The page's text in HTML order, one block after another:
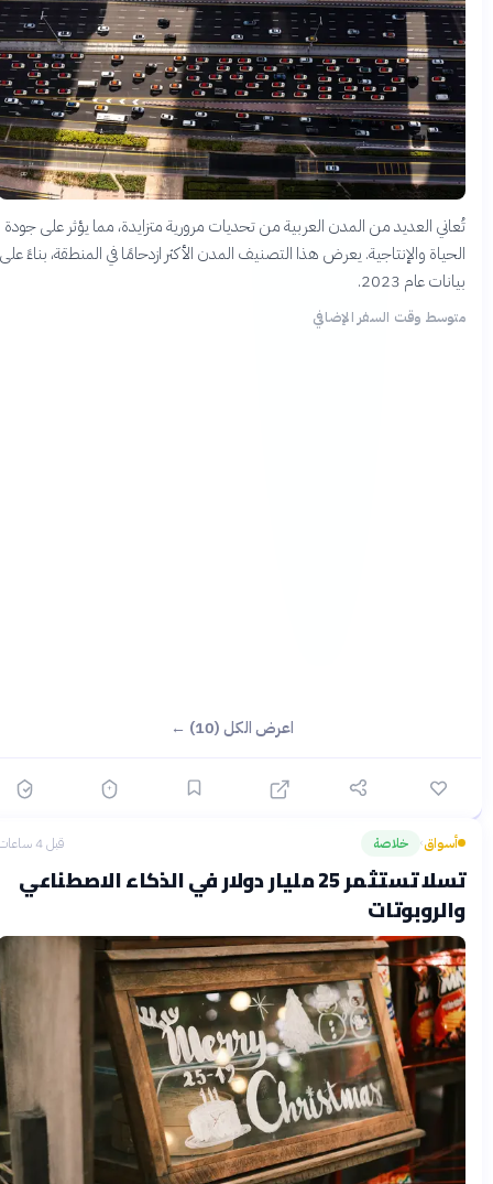
تُعاني العديد من المدن العربية من تحديات مرورية متزايدة، مما يؤثر على جودة
الحياة والإنتاجية. يعرض هذا التصنيف المدن الأكثر ازدحامًا في المنطقة، بناءً على
بيانات عام 2023.
متوسط وقت السفر الإضافي
اعرض الكل (10) ←
أسواق› خلاصة قبل 4 ساعات
تسلا تستثمر 25 مليار دولار في الذكاء الاصطناعي
والروبوتات